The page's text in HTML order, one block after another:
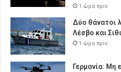
1 ώρα πρίν
Δύο θάνατοι
Λέσβο και
1 ώρα πρίν
Γερμανία: Μη